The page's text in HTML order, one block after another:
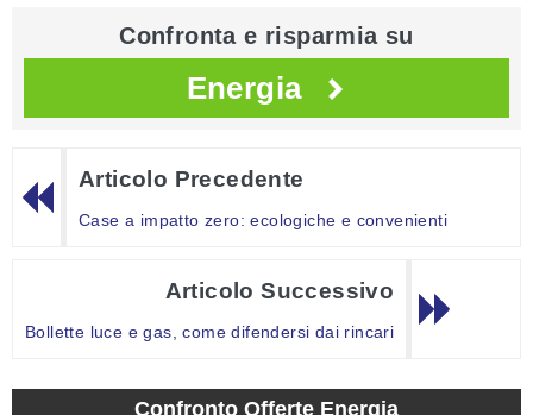
Confronta e risparmia su
Energia
Articolo Precedente
Case a impatto zero: ecologiche e convenienti
Articolo Successivo
Bollette luce e gas, come difendersi dai rincari
Confronto Offerte Energia